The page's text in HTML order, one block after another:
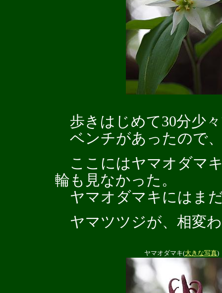
歩きはじめて30分少
ベンチがあったので
ここにはヤマオダマ
輪も見なかった。
ヤマオダマキにはま
ヤマツツジが、相変
ヤマオダマキ(大きな写真)